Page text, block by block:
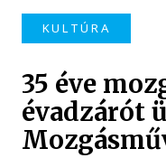
KULTÚRA
35 éve
évadzárót